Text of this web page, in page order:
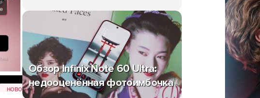
НОВОСТИ НОВОСТИ
Обзор Infinix Note 60 Ultra:
недооценённая фотоимбочка